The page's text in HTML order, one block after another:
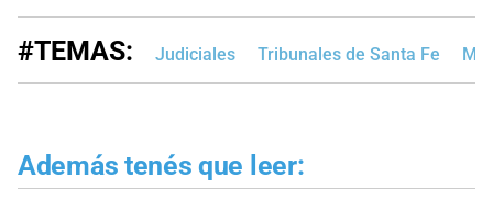
#TEMAS: Judiciales Tribunales de Santa Fe
Además tenés que leer: